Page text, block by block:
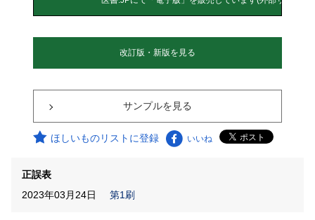
改訂版・新版を見る
サンプルを見る
ほしいものリストに登録 いいね
正誤表
2023年03月24日
第1刷